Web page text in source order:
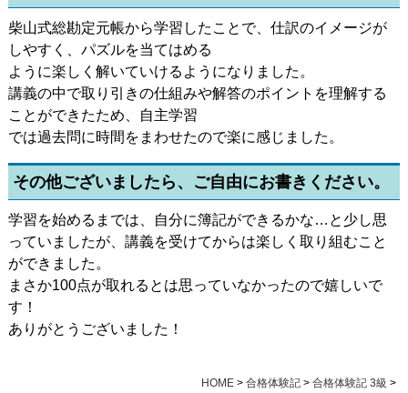
柴山式総勘定元帳から学習したことで、仕訳のイメージが
しやすく、パズルを当てはめる
ように楽しく解いていけるようになりました。
講義の中で取り引きの仕組みや解答のポイントを理解する
ことができたため、自主学習
では過去問に時間をまわせたので楽に感じました。
その他ございましたら、ご自由にお書きください。
学習を始めるまでは、自分に簿記ができるかな…と少し思
っていましたが、講義を受けてからは楽しく取り組むこと
ができました。
まさか100点が取れるとは思っていなかったので嬉しいで
す！
ありがとうございました！
HOME> 合格体験記> 合格体験記 3級 >